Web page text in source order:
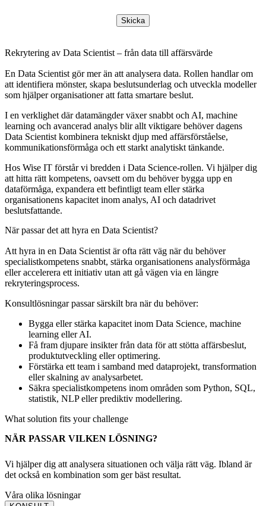
Skicka
Rekrytering av Data Scientist – från data till affärsvärde
En Data Scientist gör mer än att analysera data. Rollen handlar om
att identifiera mönster, skapa beslutsunderlag och utveckla modeller
som hjälper organisationer att fatta smartare beslut.
I en verklighet där datamängder växer snabbt och AI, machine
learning och avancerad analys blir allt viktigare behöver dagens
Data Scientist kombinera tekniskt djup med affärsförståelse,
kommunikationsförmåga och ett starkt analytiskt tänkande.
Hos Wise IT förstår vi bredden i Data Science-rollen. Vi hjälper dig
att hitta rätt kompetens, oavsett om du behöver bygga upp en
dataförmåga, expandera ett befintligt team eller stärka
organisationens kapacitet inom analys, AI och datadrivet
beslutsfattande.
När passar det att hyra en Data Scientist?
Att hyra in en Data Scientist är ofta rätt väg när du behöver
specialistkompetens snabbt, stärka organisationens analysförmåga
eller accelerera ett initiativ utan att gå vägen via en längre
rekryteringsprocess.
Konsultlösningar passar särskilt bra när du behöver:
Bygga eller stärka kapacitet inom Data Science, machine
learning eller AI.
Få fram djupare insikter från data för att stötta affärsbeslut,
produktutveckling eller optimering.
Förstärka ett team i samband med dataprojekt, transformation
eller skalning av analysarbetet.
Säkra specialistkompetens inom områden som Python, SQL,
statistik, NLP eller prediktiv modellering.
What solution fits your challenge
NÄR PASSAR VILKEN LÖSNING?
Vi hjälper dig att analysera situationen och välja rätt väg. Ibland är
det också en kombination som ger bäst resultat.
Våra olika lösningar